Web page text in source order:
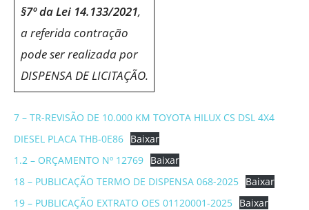
§7º da Lei 14.133/2021,
a referida contração
pode ser realizada por
DISPENSA DE LICITAÇÃO.
7 – TR-REVISÃO DE 10.000 KM TOYOTA HILUX CS DSL 4X4
DIESEL PLACA THB-0E86 Baixar
1.2 – ORÇAMENTO Nº 12769 Baixar
18 – PUBLICAÇÃO TERMO DE DISPENSA 068-2025 Baixar
19 – PUBLICAÇÃO EXTRATO OES 01120001-2025 Baixar